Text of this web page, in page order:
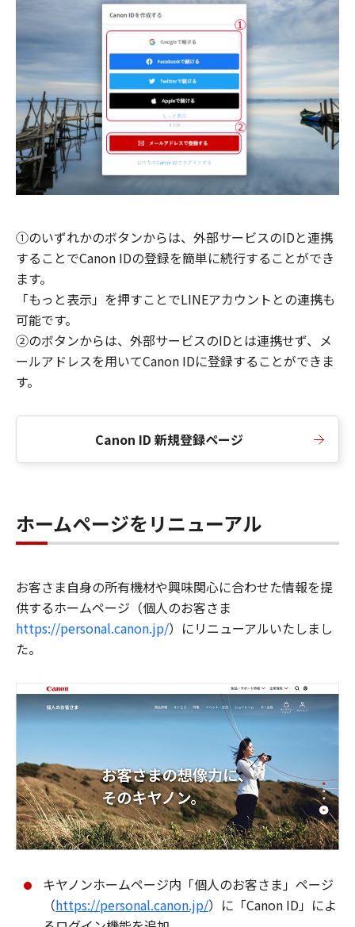
①のいずれかのボタンからは、外部サービスのIDと連携
することでCanon IDの登録を簡単に続行することができ
ます。
「もっと表示」を押すことでLINEアカウントとの連携も
可能です。
②のボタンからは、外部サービスのIDとは連携せず、メ
ールアドレスを用いてCanon IDに登録することができま
す。
Canon ID 新規登録ページ
ホームページをリニューアル
お客さま自身の所有機材や興味関心に合わせた情報を提
供するホームページ（個人のお客さま
https://personal.canon.jp/）にリニューアルいたしまし
た。
キヤノンホームページ内「個人のお客さま」ページ
（https://personal.canon.jp/）に「Canon ID」によ